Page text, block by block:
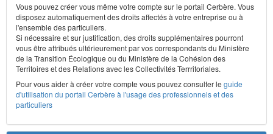
Vous pouvez créer vous même votre compte sur le portail Cerbère. Vous
disposez automatiquement des droits affectés à votre entreprise ou à
l'ensemble des particuliers.
Si nécessaire et sur justification, des droits supplémentaires pourront
vous être attribués ultérieurement par vos correspondants du Ministère
de la Transition Écologique ou du Ministère de la Cohésion des
Territoires et des Relations avec les Collectivités Terrritoriales.
Pour vous aider à créer votre compte vous pouvez consulter le guide
d'utilisation du portail Cerbère à l'usage des professionnels et des
particuliers